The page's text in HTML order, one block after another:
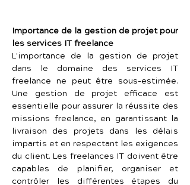
Importance de la gestion de projet pour
les services IT freelance
L'importance de la gestion de projet
dans le domaine des services IT
freelance ne peut être sous-estimée.
Une gestion de projet efficace est
essentielle pour assurer la réussite des
missions freelance, en garantissant la
livraison des projets dans les délais
impartis et en respectant les exigences
du client. Les freelances IT doivent être
capables de planifier, organiser et
contrôler les différentes étapes du